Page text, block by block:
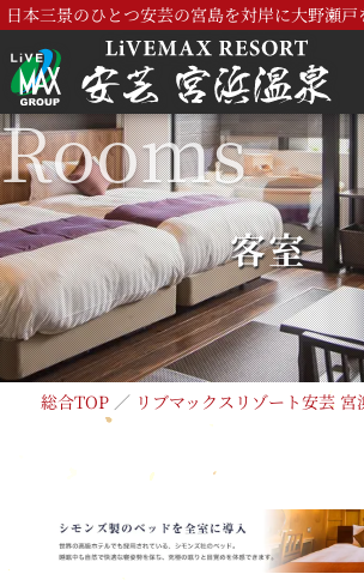
客室
総合TOP リブマックスリゾート安芸 宮